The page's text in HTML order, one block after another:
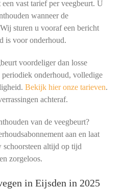
vast tarief per veegbeurt. U
wanneer de
sturen u vooraf een bericht
is voor onderhoud.
voordeliger dan losse
onderhoud, volledige
Bekijk hier onze tarieven.
achteraf.
van de veegbeurt?
aan en laat
altijd op tijd
zorgeloos.
in Eijsden in 2025